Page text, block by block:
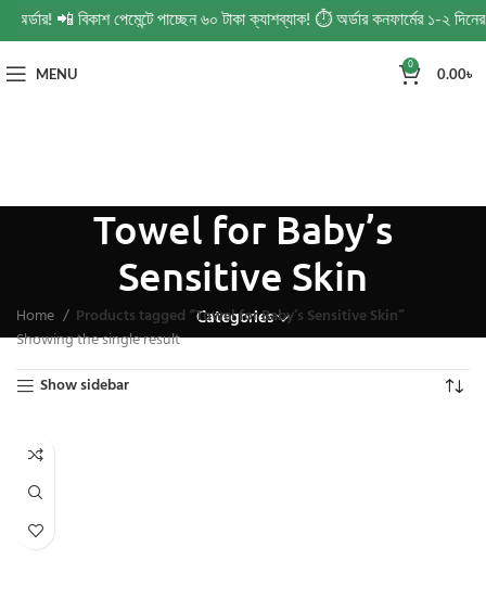
অর্ডার! 📲 বিকাশ পেমেন্টে পাচ্ছেন ৬০ টাকা ক্যাশব্যাক! ⏱️ অর্ডার কনফার্মের ১-২
MENU 0 0.00৳
Towel for Baby’s
Sensitive Skin
Categories
Home
Products tagged “Towel for Baby’s Sensitive Skin”
Showing the single result
Show sidebar